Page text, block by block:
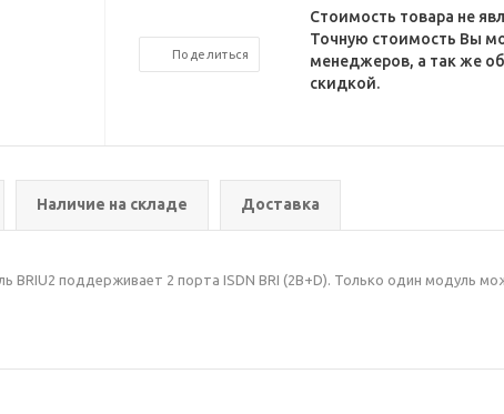
Поделиться
Стоимость товара не
Точную стоимость Вы
менеджеров, а так же
скидкой.
Наличие на складе Доставка
поддерживает 2 порта ISDN BRI (2B+D). Только один модуль